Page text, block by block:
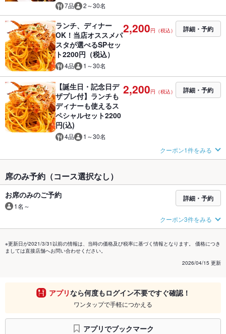
7品 2～30名
ランチ、ディナー
OK！当店オススメパ
スタが選べるSPセッ
ト2200円（税込）
4品 1～30名
2,200円（税込） 詳細・予約
【誕生日・記念日デ
ザプレ付】ランチも
ディナーも使えるス
ペシャルセット2200
円(込)
4品 1～30名
2,200円（税込） 詳細・予約
クーポン1件をみる
席のみ予約（コース選択なし）
お席のみのご予約
1名～
詳細・予約
クーポン3件をみる
※更新日が2021/3/31以前の情報は、当時の価格及び税率に基づく情報となります。 価格につき
ましては直接店舗へお問い合わせください。
2026/04/15 更新
アプリなら何度もログイン不要ですぐ確認！
ワンタップで手軽につかえる
アプリでブックマーク